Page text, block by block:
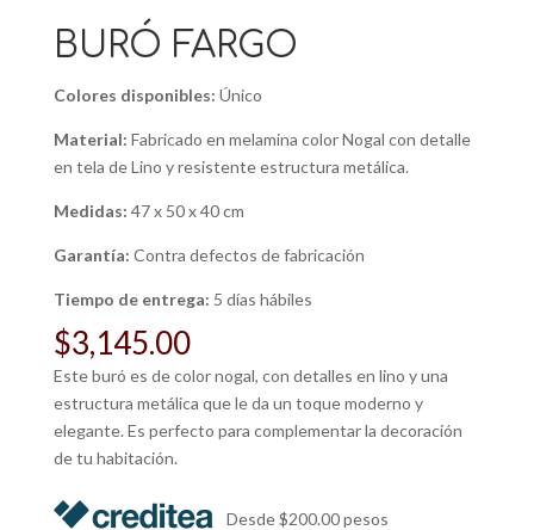
BURÓ FARGO
Colores disponibles: Único
Material: Fabricado en melamina color Nogal con detalle
en tela de Lino y resistente estructura metálica.
Medidas: 47 x 50 x 40 cm
Garantía: Contra defectos de fabricación
Tiempo de entrega: 5 días hábiles
$3,145.00
Este buró es de color nogal, con detalles en lino y una
estructura metálica que le da un toque moderno y
elegante. Es perfecto para complementar la decoración
de tu habitación.
Desde $200.00 pesos